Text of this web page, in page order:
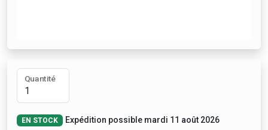
Quantité
EN STOCK Expédition possible mardi 11 août 2026